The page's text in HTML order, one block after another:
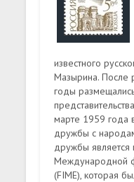
известного
Мазырина. После
годы
марте 1959 года
дружбы с
дружбы
Международной
(FIME), которая